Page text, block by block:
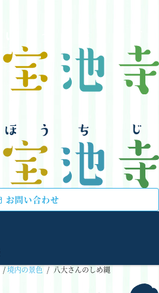
お問い合わせ
/境内の景色 / 八大さんのしめ縄